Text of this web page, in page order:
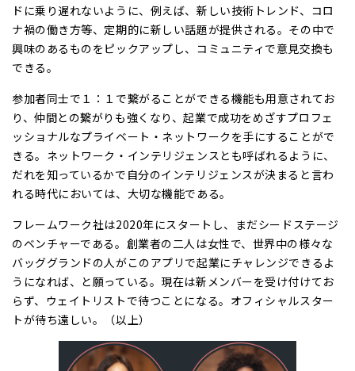
ドに乗り遅れないように、例えば、新しい技術トレンド、コロ
ナ禍の働き方等、定期的に新しい話題が提供される。その中で
興味のあるものをピックアップし、コミュニティで意見交換も
できる。
参加者同士で１：１で繋がることができる機能も用意されてお
り、仲間との繋がりも強くなり、起業で成功をめざすプロフェ
ッショナルなプライベート・ネットワークを手にすることがで
きる。ネットワーク・インテリジェンスとも呼ばれるように、
だれを知っているかで自分のインテリジェンスが決まると言わ
れる時代においては、大切な機能である。
フレームワーク社は2020年にスタートし、まだシードステージ
のベンチャーである。創業者の二人は女性で、世界中の様々な
バッググランドの人がこのアプリで起業にチャレンジできるよ
うになれば、と願っている。現在は新メンバーを受け付けてお
らず、ウェイトリストで待つことになる。オフィシャルスター
トが待ち遠しい。（以上）